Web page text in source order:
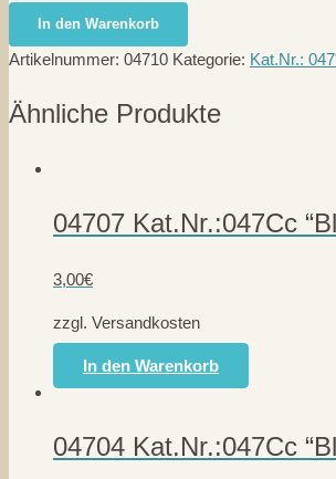
04710
Kat.Nr.:047A1a
"Bloody
-
Ausführung-
In den Warenkorb
Artikelnummer: 04710 Kategorie: Kat.Nr.:
Ähnliche Produkte
04707 Kat.Nr.:047Cc
3,00€
zzgl. Versandkosten
In den Warenkorb
04704 Kat.Nr.:047Cc